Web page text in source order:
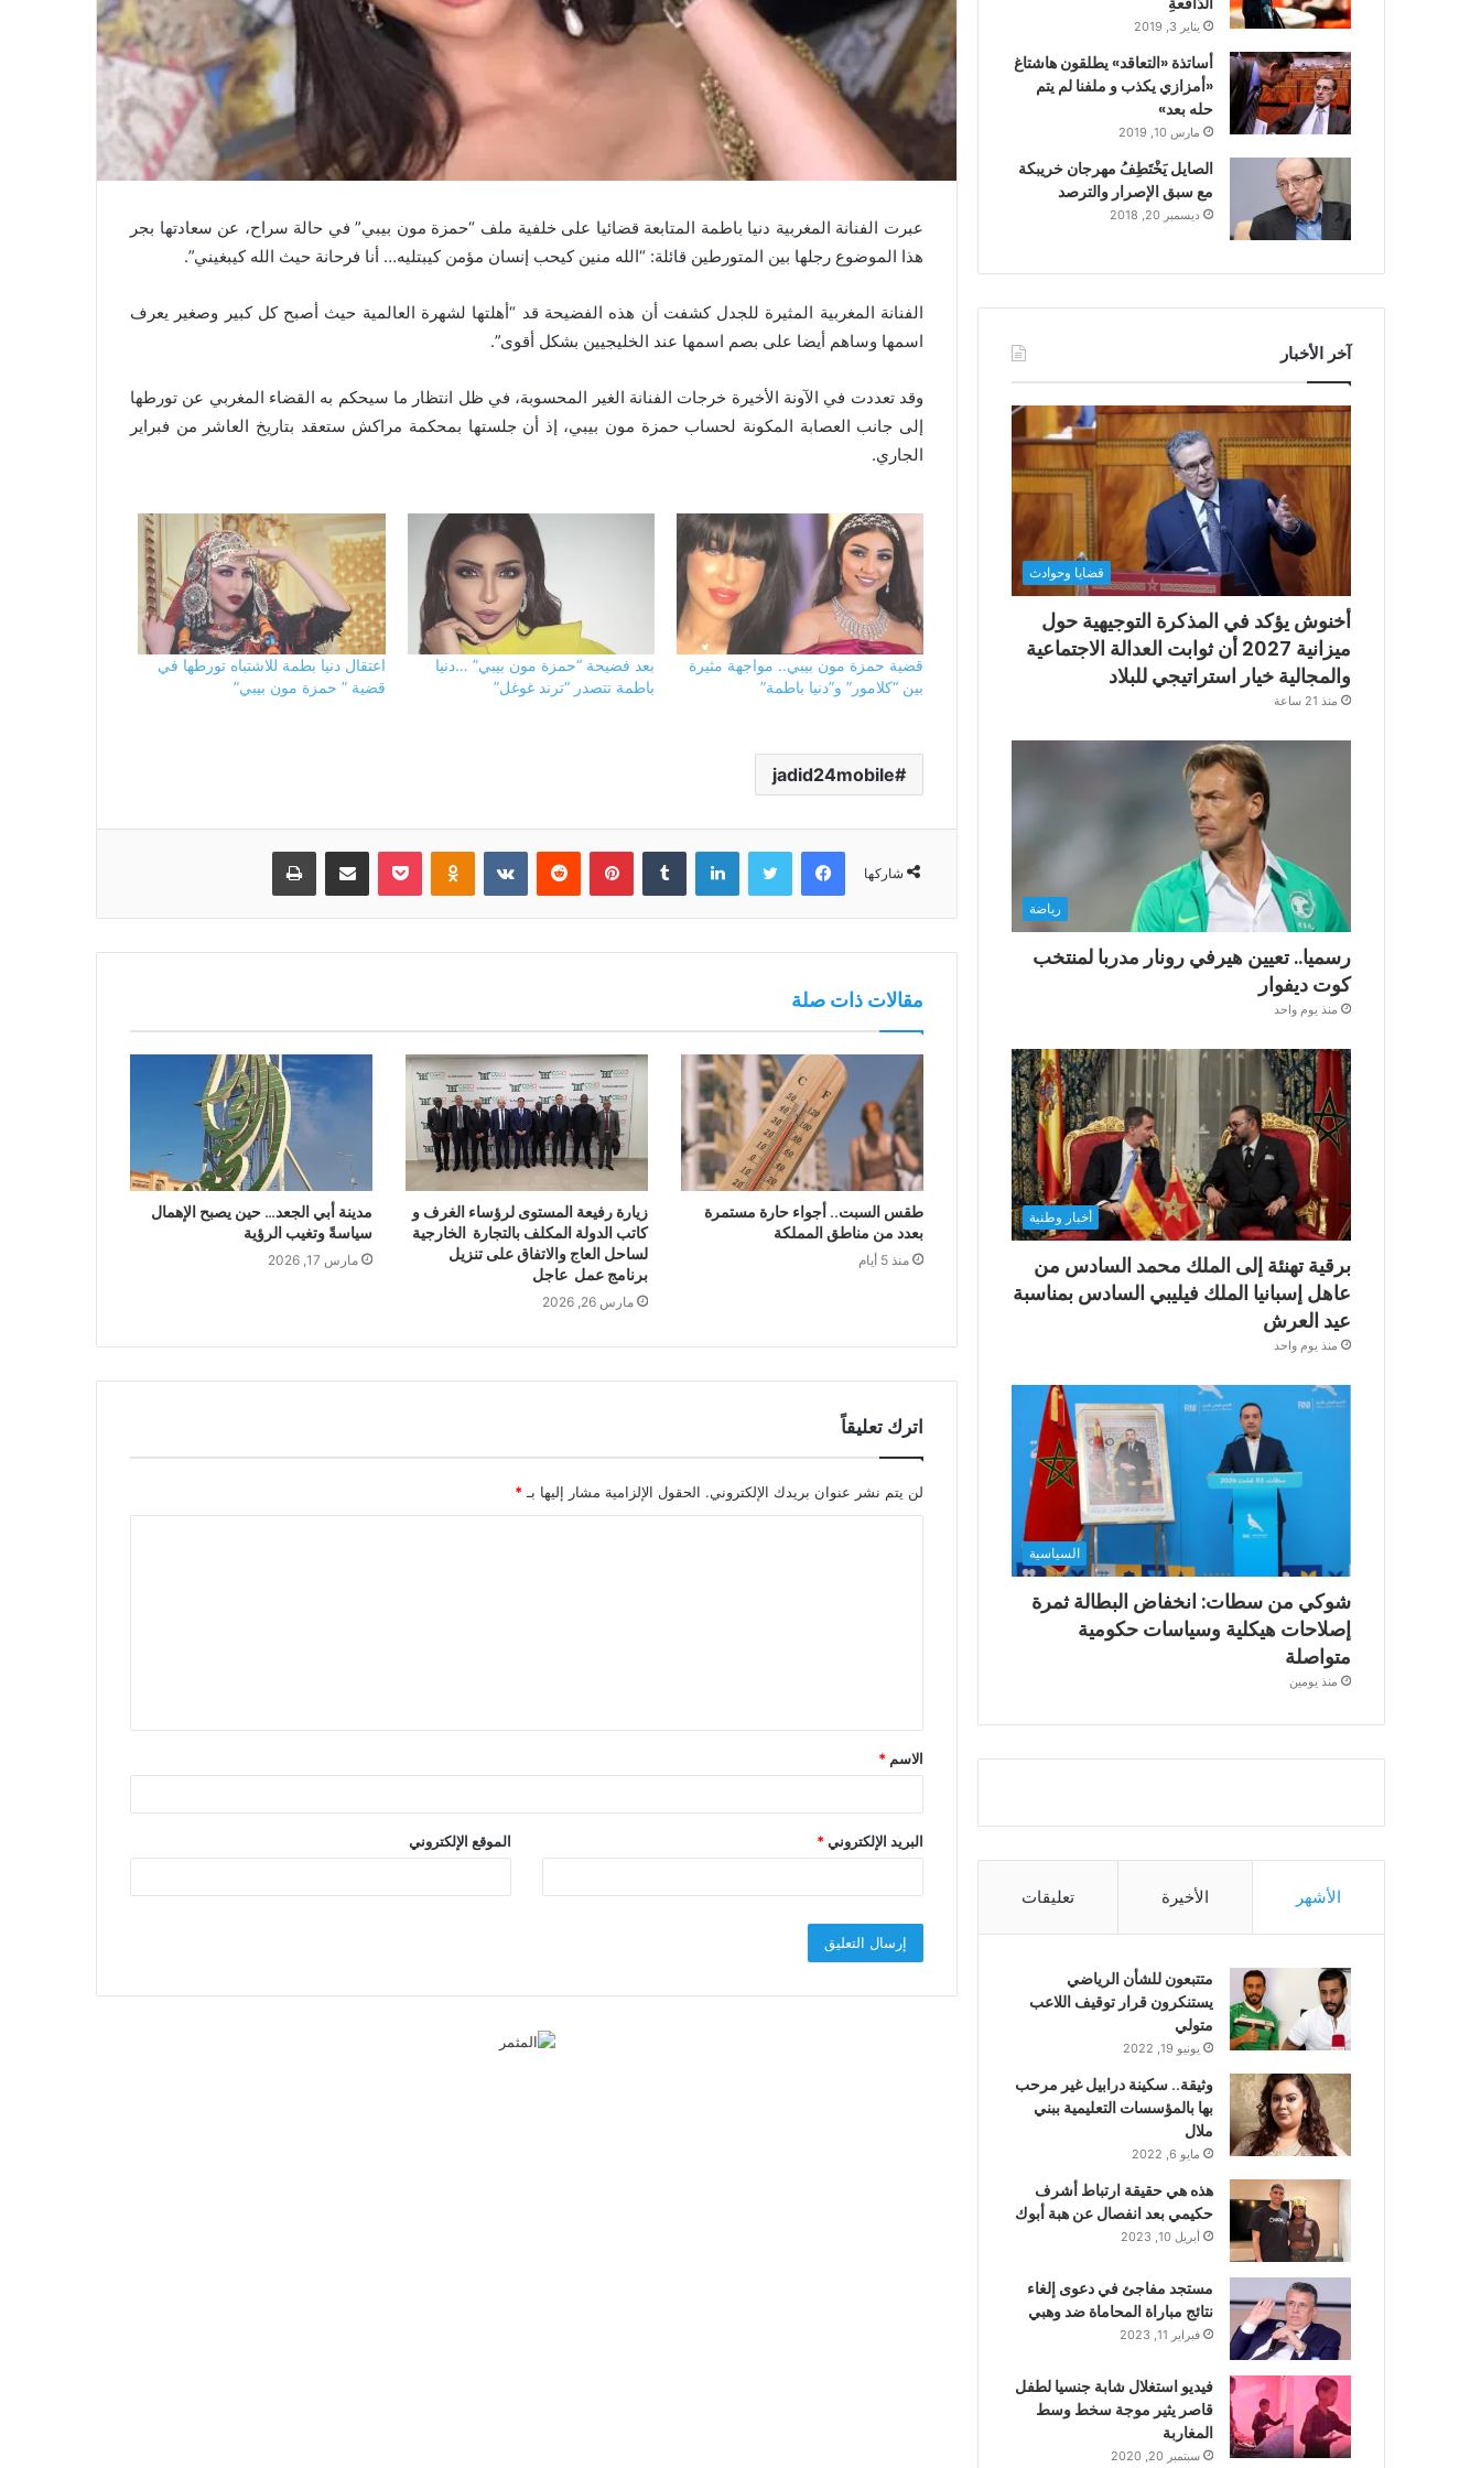
عبرت الفنانة المغربية دنيا باطمة المتابعة قضائيا على خلفية ملف “حمزة مون بيبي” في حالة سراح، عن سعادتها بجر
هذا الموضوع رجلها بين المتورطين قائلة: “الله منين كيحب إنسان مؤمن كيبتليه… أنا فرحانة حيث الله كيبغيني”.
الفنانة المغربية المثيرة للجدل كشفت أن هذه الفضيحة قد “أهلتها لشهرة العالمية حيث أصبح كل كبير وصغير يعرف
اسمها وساهم أيضا على بصم اسمها عند الخليجيين بشكل أقوى”.
وقد تعددت في الآونة الأخيرة خرجات الفنانة الغير المحسوبة، في ظل انتظار ما سيحكم به القضاء المغربي عن تورطها
إلى جانب العصابة المكونة لحساب حمزة مون بيبي، إذ أن جلستها بمحكمة مراكش ستعقد بتاريخ العاشر من فبراير
الجاري.
قضية حمزة مون بيبي.. مواجهة مثيرة
بين “كلامور” و”دنيا باطمة”
بعد فضيحة “حمزة مون بيبي” …دنيا
باطمة تتصدر “ترند غوغل”
اعتقال دنيا بطمة للاشتباه تورطها في
قضية ” حمزة مون بيبي”
jadid24mobile
شاركها
فيسبوك تويتر لينكدإن بينتيريست Odnoklassniki
بوكيت مشاركة عبر البريد طباعة
مقالات ذات صلة
طقس السبت.. أجواء حارة مستمرة
بعدد من مناطق المملكة
منذ 5 أيام
زيارة رفيعة المستوى لرؤساء الغرف و
كاتب الدولة المكلف بالتجارة الخارجية
لساحل العاج والاتفاق على تنزيل
برنامج عمل عاجل
مارس 26, 2026
مدينة أبي الجعد… حين يصبح الإهمال
سياسةً وتغيب الرؤية
مارس 17, 2026
اترك تعليقاً
لن يتم نشر عنوان بريدك الإلكتروني. الحقول الإلزامية مشار إليها بـ*
ق
*
الاسم *
البريد الإلكتروني* الموقع الإلكتروني
يناير 3, 2019
أساتذة «التعاقد» يطلقون هاشتاغ
«أمزازي يكذب و ملفنا لم يتم
حله بعد»
مارس 10, 2019
الصايل يَخْتَطِفُ مهرجان خريبكة
مع سبق الإصرار والترصد
ديسمبر 20, 2018
آخر الأخبار
قضايا وحوادث
أخنوش يؤكد في المذكرة التوجيهية حول
ميزانية 2027 أن ثوابت العدالة الاجتماعية
والمجالية خيار استراتيجي للبلاد
منذ 21 ساعة
رياضة
رسميا.. تعيين هيرفي رونار مدربا لمنتخب
كوت ديفوار
منذ يوم واحد
أخبار وطنية
برقية تهنئة إلى الملك محمد السادس من
عاهل إسبانيا الملك فيليبي السادس بمناسبة
عيد العرش
منذ يوم واحد
السياسية
شوكي من سطات: انخفاض البطالة ثمرة
إصلاحات هيكلية وسياسات حكومية
متواصلة
منذ يومين
الأشهر الأخيرة تعليقات
متتبعون للشأن الرياضي
يستنكرون قرار توقيف اللاعب
متولي
يونيو 19, 2022
وثيقة.. سكينة درابيل غير مرحب
بها بالمؤسسات التعليمية ببني
ملال
مايو 6, 2022
هذه هي حقيقة ارتباط أشرف
حكيمي بعد انفصال عن هبة أبوك
أبريل 10, 2023
مستجد مفاجئ في دعوى إلغاء
نتائج مباراة المحاماة ضد وهبي
فبراير 11, 2023
فيديو استغلال شابة جنسيا لطفل
قاصر يثير موجة سخط وسط
المغاربة
سبتمبر 20, 2020